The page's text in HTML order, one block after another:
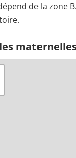
de la zone